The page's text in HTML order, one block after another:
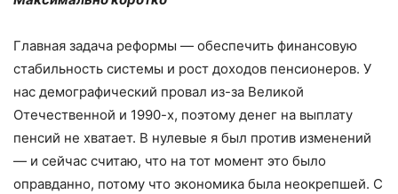
Главная задача реформы — обеспечить финансовую
стабильность системы и рост доходов пенсионеров. У
нас демографический провал из-за Великой
Отечественной и 1990-х, поэтому денег на выплату
пенсий не хватает. В нулевые я был против изменений
— и сейчас считаю, что на тот момент это было
оправданно, потому что экономика была неокрепшей. С